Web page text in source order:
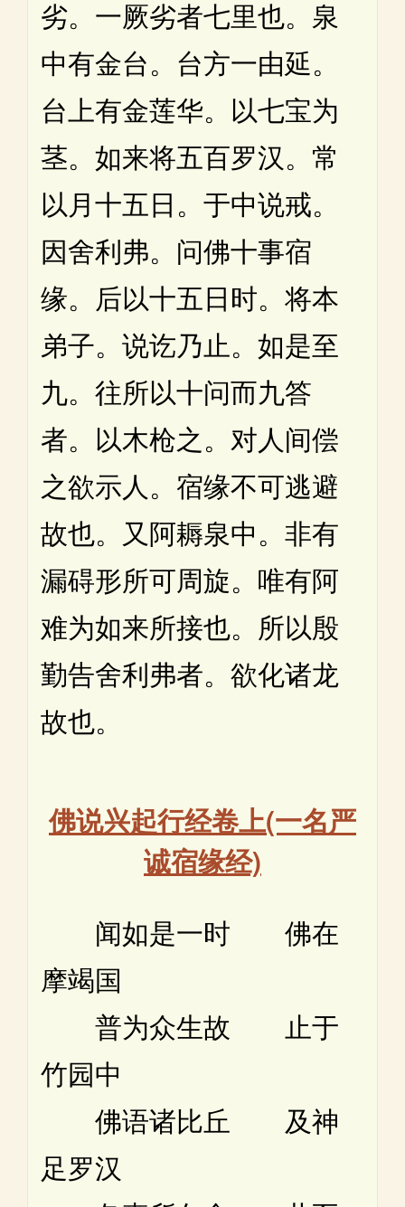
劣。一厥劣者七里也。泉
中有金台。台方一由延。
台上有金莲华。以七宝为
茎。如来将五百罗汉。常
以月十五日。于中说戒。
因舍利弗。问佛十事宿
缘。后以十五日时。将本
弟子。说讫乃止。如是至
九。往所以十问而九答
者。以木枪之。对人间偿
之欲示人。宿缘不可逃避
故也。又阿耨泉中。非有
漏碍形所可周旋。唯有阿
难为如来所接也。所以殷
勤告舍利弗者。欲化诸龙
故也。
佛说兴起行经卷上(一名严
诚宿缘经)
闻如是一时 佛在
摩竭国
普为众生故 止于
竹园中
佛语诸比丘 及神
足罗汉